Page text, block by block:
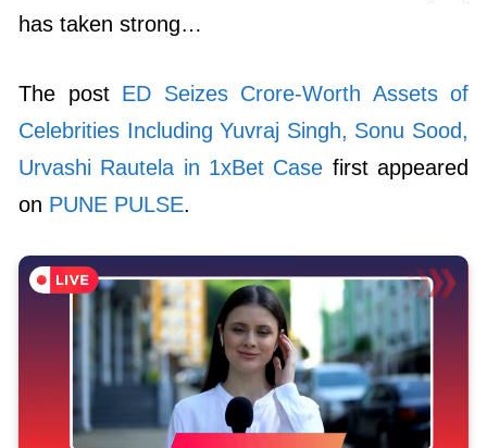
has taken strong…
The post ED Seizes Crore-Worth Assets of
Celebrities Including Yuvraj Singh, Sonu Sood,
Urvashi Rautela in 1xBet Case first appeared
on PUNE PULSE.